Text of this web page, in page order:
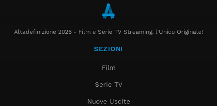
Altadefinizione 2026 - Film e Serie TV Streaming, l'Unico Originale!
SEZIONI
Film
Serie TV
Nuove Uscite